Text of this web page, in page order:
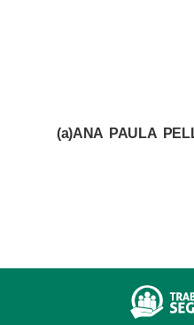
(a)ANA PAULA